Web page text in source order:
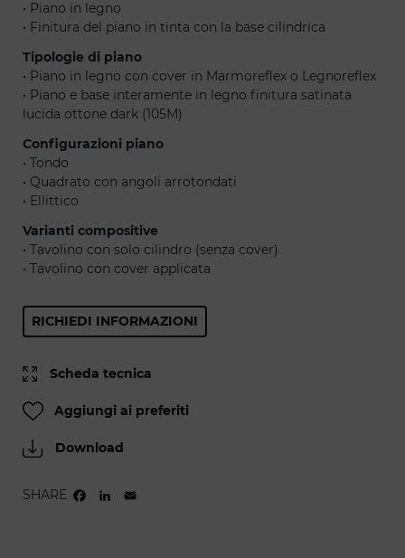
• Piano in legno
• Finitura del piano in tinta con la base cilindrica
Tipologie di piano
• Piano in legno con cover in Marmoreflex o Legnoreflex
• Piano e base interamente in legno finitura satinata
lucida ottone dark (105M)
Configurazioni piano
• Tondo
• Quadrato con angoli arrotondati
• Ellittico
Varianti compositive
• Tavolino con solo cilindro (senza cover)
• Tavolino con cover applicata
RICHIEDI INFORMAZIONI
Scheda tecnica
Aggiungi ai preferiti
Download
SHARE FACEBOOK
LINKEDIN